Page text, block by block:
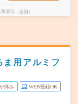
業部（全国）
ま用アルミフ
休み WEB登録OK